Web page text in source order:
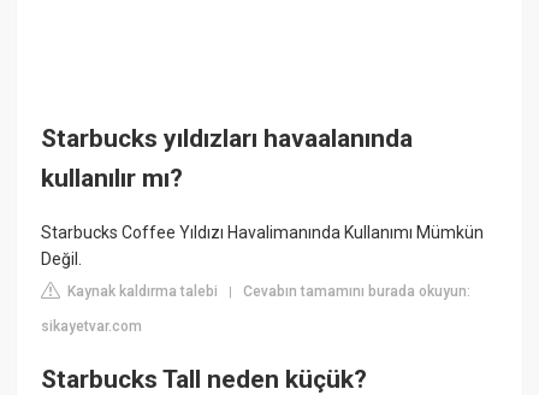
Starbucks yıldızları havaalanında
kullanılır mı?
Starbucks Coffee Yıldızı Havalimanında Kullanımı Mümkün
Değil.
Kaynak kaldırma talebi |Cevabın tamamını burada okuyun:
sikayetvar.com
Starbucks Tall neden küçük?